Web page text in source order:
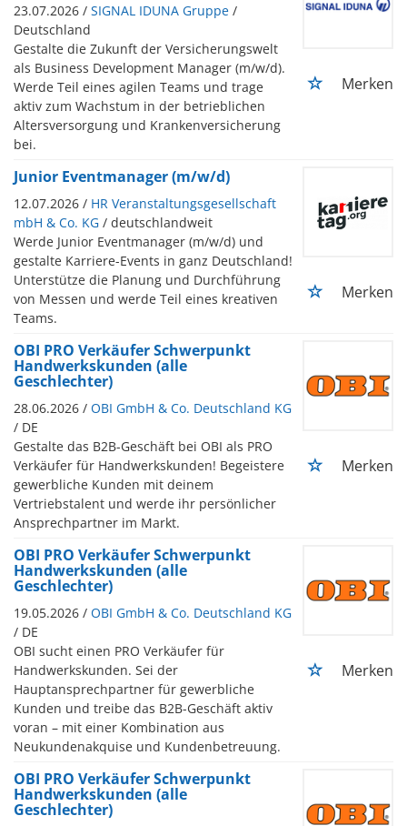
23.07.2026 / SIGNAL IDUNA Gruppe /
Deutschland
Gestalte die Zukunft der Versicherungswelt
als Business Development Manager (m/w/d).
Werde Teil eines agilen Teams und trage
aktiv zum Wachstum in der betrieblichen
Altersversorgung und Krankenversicherung
bei.
Merken
Junior Eventmanager (m/w/d)
12.07.2026 / HR Veranstaltungsgesellschaft
mbH & Co. KG / deutschlandweit
Werde Junior Eventmanager (m/w/d) und
gestalte Karriere-Events in ganz Deutschland!
Unterstütze die Planung und Durchführung
von Messen und werde Teil eines kreativen
Teams.
Merken
OBI PRO Verkäufer Schwerpunkt
Handwerkskunden (alle
Geschlechter)
28.06.2026 / OBI GmbH & Co. Deutschland KG
/ DE
Gestalte das B2B-Geschäft bei OBI als PRO
Verkäufer für Handwerkskunden! Begeistere
gewerbliche Kunden mit deinem
Vertriebstalent und werde ihr persönlicher
Ansprechpartner im Markt.
Merken
OBI PRO Verkäufer Schwerpunkt
Handwerkskunden (alle
Geschlechter)
19.05.2026 / OBI GmbH & Co. Deutschland KG
/ DE
OBI sucht einen PRO Verkäufer für
Handwerkskunden. Sei der
Hauptansprechpartner für gewerbliche
Kunden und treibe das B2B-Geschäft aktiv
voran – mit einer Kombination aus
Neukundenakquise und Kundenbetreuung.
Merken
OBI PRO Verkäufer Schwerpunkt
Handwerkskunden (alle
Geschlechter)